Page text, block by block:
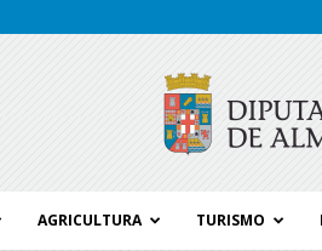
AGRICULTURA TURISMO